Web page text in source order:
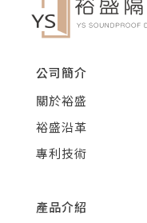
公司簡介
關於裕盛
裕盛沿革
專利技術
產品介紹